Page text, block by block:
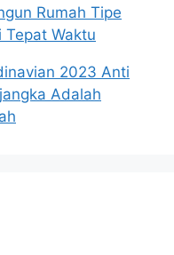
Rumah Tipe
Tepat Waktu
2023 Anti
Adalah